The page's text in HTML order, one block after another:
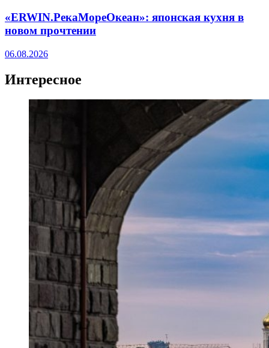
«ERWIN.РекаМореОкеан»: японская кухня в
новом прочтении
06.08.2026
Интересное